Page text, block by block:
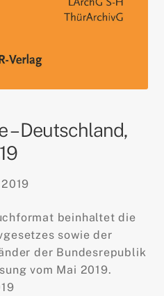
– Deutschland,
beinhaltet die
sowie der
der Bundesrepublik
vom Mai 2019.